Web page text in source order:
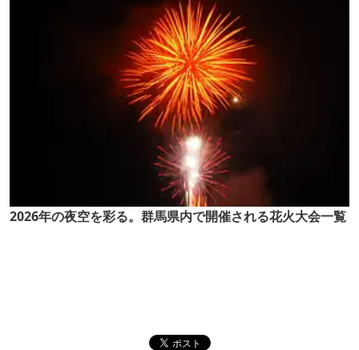
2026年の夜空を彩る。群馬県内で開催される花火大会一覧